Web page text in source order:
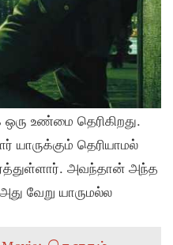
உண்மை தெரிகிறது.
யாருக்கும் தெரியாமல்
அவந்தான் அந்த
வேறு யாருமல்ல